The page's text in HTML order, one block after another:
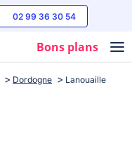
02 99 36 30 54
Bons plans
Dordogne Lanouaille